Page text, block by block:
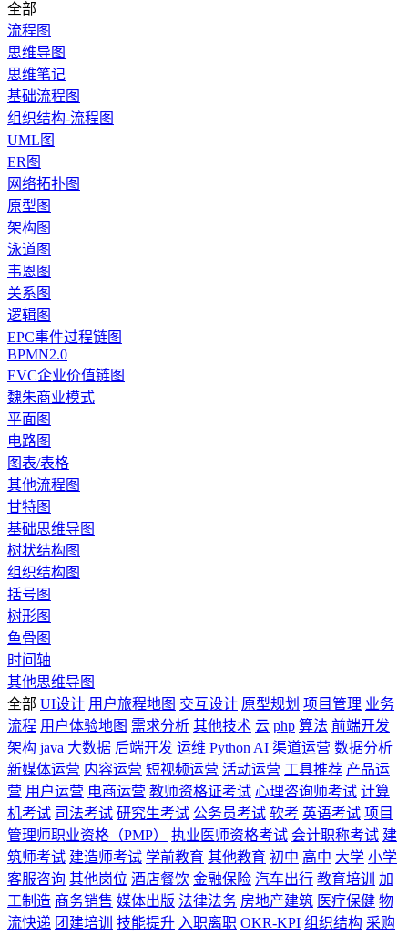
全部
流程图
思维导图
思维笔记
基础流程图
组织结构-流程图
UML图
ER图
网络拓扑图
原型图
架构图
泳道图
韦恩图
关系图
逻辑图
EPC事件过程链图
BPMN2.0
EVC企业价值链图
魏朱商业模式
平面图
电路图
图表/表格
其他流程图
甘特图
基础思维导图
树状结构图
组织结构图
括号图
树形图
鱼骨图
时间轴
其他思维导图
全部 UI设计 用户旅程地图 交互设计 原型规划 项目管理 业务
流程 用户体验地图 需求分析 其他技术 云 php 算法 前端开发
架构 java 大数据 后端开发 运维 Python AI 渠道运营 数据分析
新媒体运营 内容运营 短视频运营 活动运营 工具推荐 产品运
营 用户运营 电商运营 教师资格证考试 心理咨询师考试 计算
机考试 司法考试 研究生考试 公务员考试 软考 英语考试 项目
管理师职业资格（PMP）
执业医师资格考试 会计职称考试 建
筑师考试 建造师考试 学前教育 其他教育 初中 高中 大学 小学
客服咨询 其他岗位 酒店餐饮 金融保险 汽车出行 教育培训
加
工制造 商务销售 媒体出版 法律法务 房地产建筑 医疗保健 物
流快递 团建培训 技能提升 入职离职 OKR-KPI 组织结构 采购